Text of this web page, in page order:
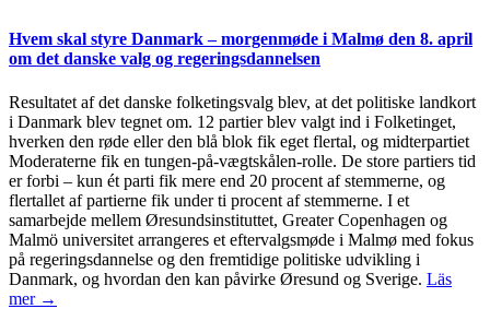
Hvem skal styre Danmark – morgenmøde i Malmø den 8. april
om det danske valg og regeringsdannelsen
Resultatet af det danske folketingsvalg blev, at det politiske landkort
i Danmark blev tegnet om. 12 partier blev valgt ind i Folketinget,
hverken den røde eller den blå blok fik eget flertal, og midterpartiet
Moderaterne fik en tungen-på-vægtskålen-rolle. De store partiers tid
er forbi – kun ét parti fik mere end 20 procent af stemmerne, og
flertallet af partierne fik under ti procent af stemmerne. I et
samarbejde mellem Øresundsinstituttet, Greater Copenhagen og
Malmö universitet arrangeres et eftervalgsmøde i Malmø med fokus
på regeringsdannelse og den fremtidige politiske udvikling i
Danmark, og hvordan den kan påvirke Øresund og Sverige. Läs
mer →